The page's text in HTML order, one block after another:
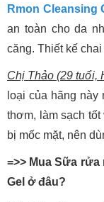
Rmon Cleansing
an toàn cho da
căng. Thiết kế
Chị Thảo (29 tuổi,
loại của hãng này
thơm, làm sạch
bị mốc mặt, nên
=>> Mua Sữa rửa
Gel ở đâu?